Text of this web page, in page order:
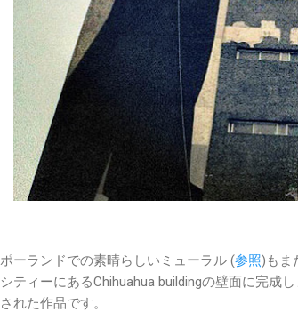
ポーランドでの素晴らしいミューラル (参照)もま
シティーにあるChihuahua buildingの壁面に完成
された作品です。